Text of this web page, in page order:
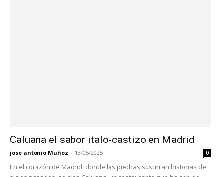
Caluana el sabor italo-castizo en Madrid
jose antonio Muñoz - 13/05/2025 0
En el corazón de Madrid, donde las piedras susurran historias de